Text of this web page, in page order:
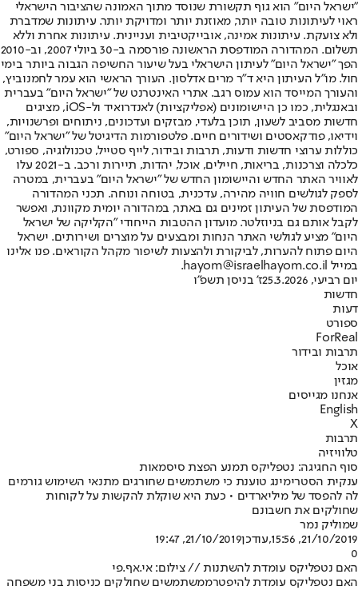
"ישראל היום" הוא גוף תקשורת שנוסד מתוך האמונה שהציבור הישראלי
ראוי לעיתונות טובה יותר, מאוזנת יותר ומדויקת יותר. עיתונות שמדברת
ולא צועקת. עיתונות אמינה, אובייקטיבית ועניינית. עיתונות אחרת וללא
תשלום. המהדורה המודפסת הראשונה פורסמה ב-30 ביולי 2007, וב-2010
הפך "ישראל היום" לעיתון הישראלי בעל שיעור החשיפה הגבוה ביותר בימי
חול. מו"ל העיתון היא ד"ר מרים אדלסון. העורך הראשי הוא עמר לחמנוביץ,
והעורך המייסד הוא עמוס רגב. אתרי האינטרנט של "ישראל היום" בעברית
ובאנגלית, כמו כן היישומונים (אפליקציות) לאנדרואיד ול-iOS, מציגים
חדשות מסביב לשעון, תוכן בלעדי, מבזקים ועדכונים, ניתוחים ופרשנויות,
וידיאו, פודקאסטים ושידורים חיים. פלטפורמות הדיגיטל של "ישראל היום"
כוללות ערוצי חדשות ודעות, תרבות ובידור, לייף סטייל, טכנולוגיה, ספורט,
כלכלה וצרכנות, בריאות, חיילים, אוכל, יהדות, תיירות ורכב. ב-2021 עלו
לאוויר האתר החדש והיישומון החדש של "ישראל היום" בעברית, במטרה
לספק לגולשים חוויה מהירה, עדכנית, בטוחה ונוחה. תכני המהדורה
המודפסת של העיתון זמינים גם באתר, במהדורה יומית מקוונת, ואפשר
לקבל אותם גם בניוזלטר. מועדון ההטבות הייחודי "הקליקה של ישראל
היום" מציע לגולשי האתר הנחות ומבצעים על מוצרים ושירותים. ישראל
היום פתוח להערות, לביקורת ולהצעות לשיפור מקהל הקוראים. פנו אלינו
במייל hayom@israelhayom.co.il.
יום רביעי, 25.3.2026
ז' בניסן תשפ"ו
חדשות
דעות
ספורט
ForReal
תרבות ובידור
אוכל
מגזין
אנחנו מגייסים
English
X
תרבות
טלוויזיה
סוף החגיגה: נטפליקס תמנע הפצת סיסמאות
ענקית הסטרימינג טוענת כי משתמשים שחורגים מתנאי השימוש גורמים
לה להפסד של מיליארדים • כעת היא שוקלת להקשות על לקוחות
שחולקים את חשבונם
שמוליק נמר
21/10/2019, 15:56
,עודכן21/10/2019, 19:47
0
האם נטפליקס עומדת להשתנות // צילום: אי.אף.פי
האם נטפליקס עומדת להיפטרממשתמשים שחולקים כניסות בני משפחה